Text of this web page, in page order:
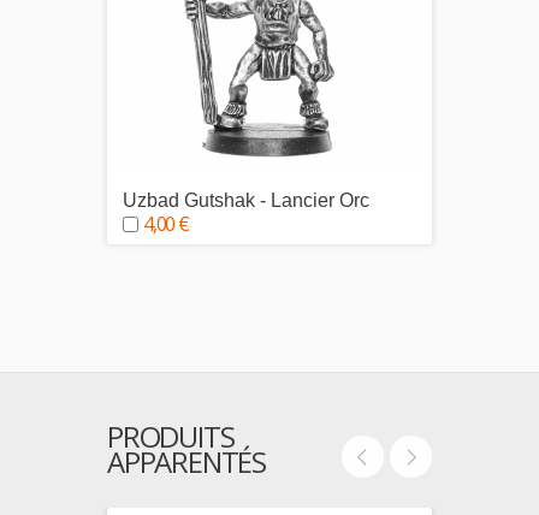
Uzbad Gutshak - Lancier Orc
4,00 €
PRODUITS
APPARENTÉS